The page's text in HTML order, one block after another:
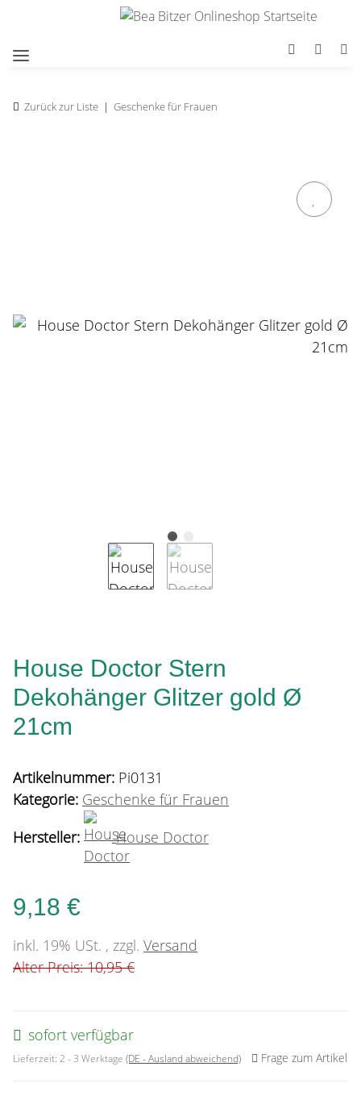
Zurück zur Liste Geschenke für Frauen
House Doctor Stern
Dekohänger Glitzer gold Ø
21cm
Artikelnummer: Pi0131
Kategorie: Geschenke für Frauen
Hersteller:
House Doctor
9,18 €
inkl. 19% USt. , zzgl. Versand
Alter Preis: 10,95 €
sofort verfügbar
Lieferzeit: 2 - 3 Werktage (DE - Ausland abweichend) Frage zum Artikel